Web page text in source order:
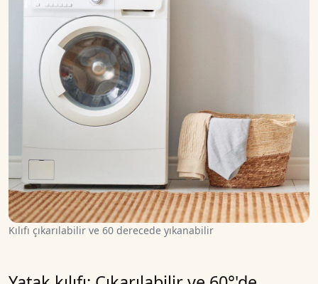
Kılıfı çıkarılabilir ve 60 derecede yıkanabilir